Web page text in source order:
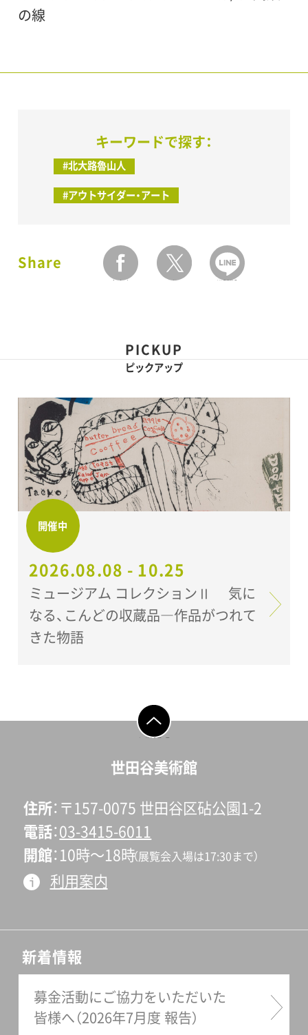
の線
キーワードで探す：
#北大路魯山人
#アウトサイダー・アート
Share
PICKUP
ピックアップ
開催中
2026.08.08 - 10.25
ミュージアム コレクションⅡ 気に
なる、こんどの収蔵品―作品がつれて
きた物語
ページの先頭へ戻
世田谷美術館
住所 〒157-0075 世田谷区砧公園1-2
電話 03-3415-6011
開館 10時〜18時（展覧会入場は17:30まで）
利用案内
新着情報
募金活動にご協力をいただいた
皆様へ（2026年7月度 報告）